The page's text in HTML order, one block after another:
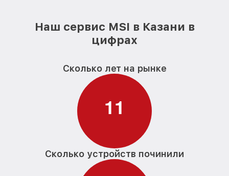
Наш сервис MSI в Казани в
цифрах
Сколько лет на рынке
11
Сколько устройств починили